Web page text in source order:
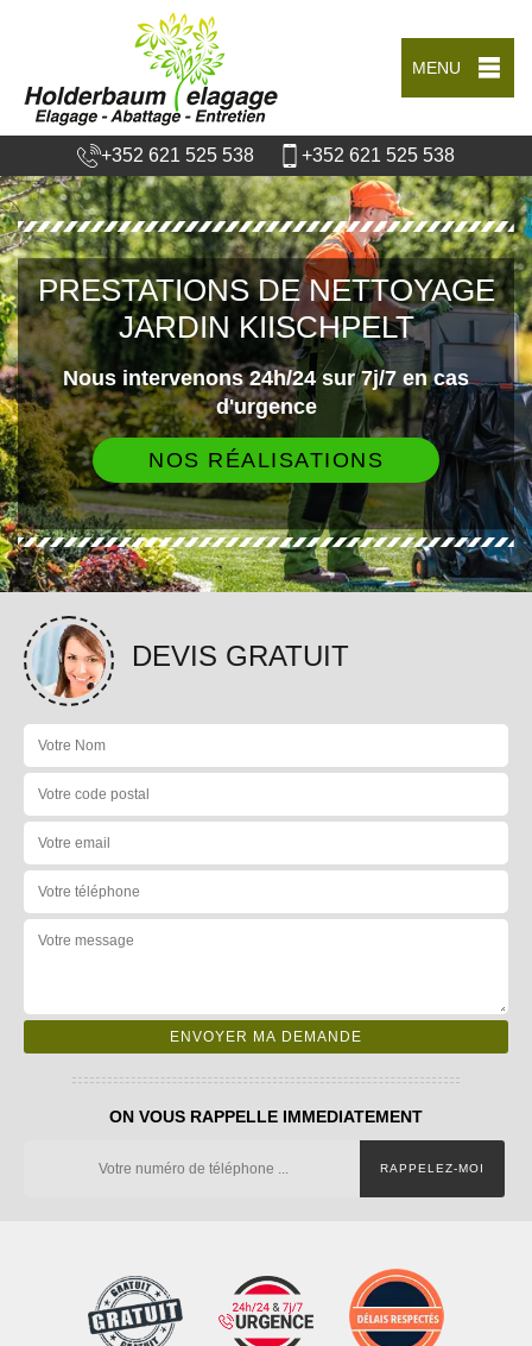
MENU
+352 621 525 538 +352 621 525 538
PRESTATIONS DE NETTOYAGE
JARDIN KIISCHPELT
Nous intervenons 24h/24 sur 7j/7 en cas
d'urgence
NOS RÉALISATIONS
DEVIS GRATUIT
ON VOUS RAPPELLE IMMEDIATEMENT